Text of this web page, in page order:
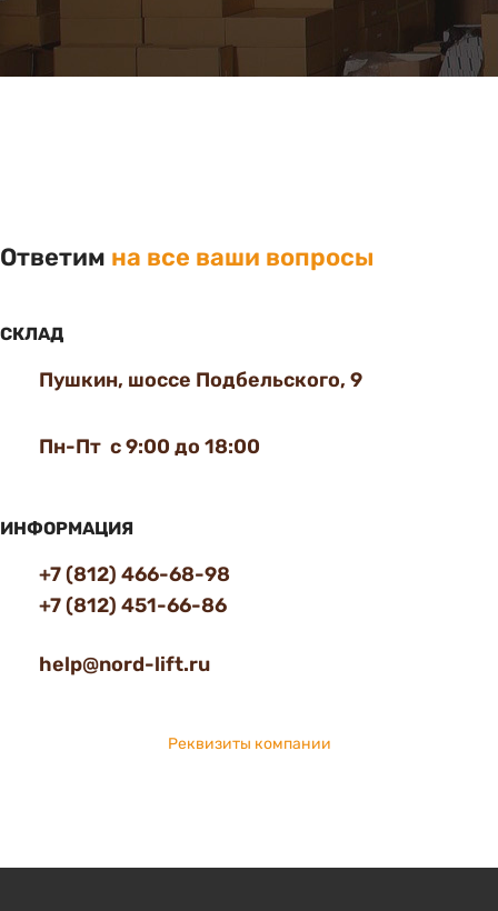
Ответим на все ваши вопросы
СКЛАД
Пушкин, шоссе Подбельского, 9
Пн-Пт с 9:00 до 18:00
ИНФОРМАЦИЯ
+7 (812) 466-68-98
+7 (812) 451-66-86
help@nord-lift.ru
Реквизиты компании